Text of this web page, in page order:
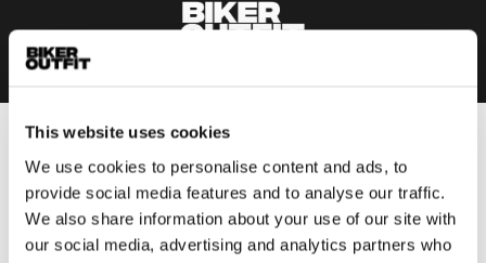
This website uses cookies
We use cookies to personalise content and ads, to
provide social media features and to analyse our traffic.
We also share information about your use of our site with
our social media, advertising and analytics partners who
Heren
Motorkleding heren
Motorjas heren
Motorbroek heren